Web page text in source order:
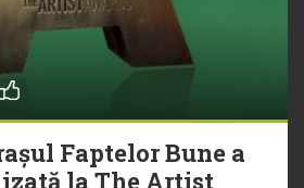
Faptelor Bune a
la The Artist